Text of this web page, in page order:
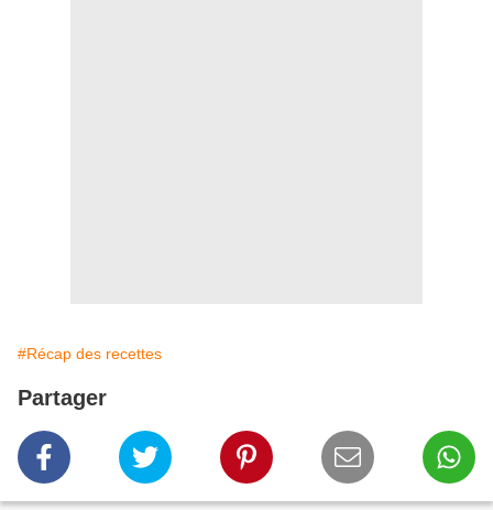
#Récap des recettes
Partager